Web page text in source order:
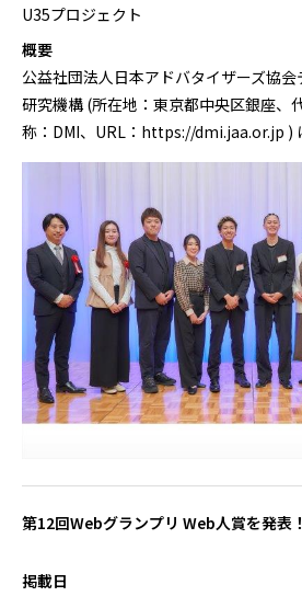
U35プロジェクト
概要
公益社団法人日本アドバタイザーズ協
研究機構 (所在地：東京都中央区銀座、
称：DMI、URL：https://dmi.jaa.or.jp )
第12回Webグランプリ Web人賞を発表！
掲載日